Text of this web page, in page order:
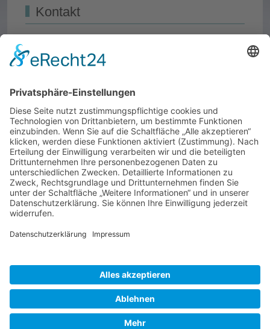
Kontakt
Dieses Formular ist durch Aimy Captcha-Less Form
Guardgeschützt.
Datenschutzerklärung